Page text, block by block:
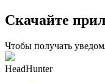
Скачайте
Чтобы получать
HeadHunter